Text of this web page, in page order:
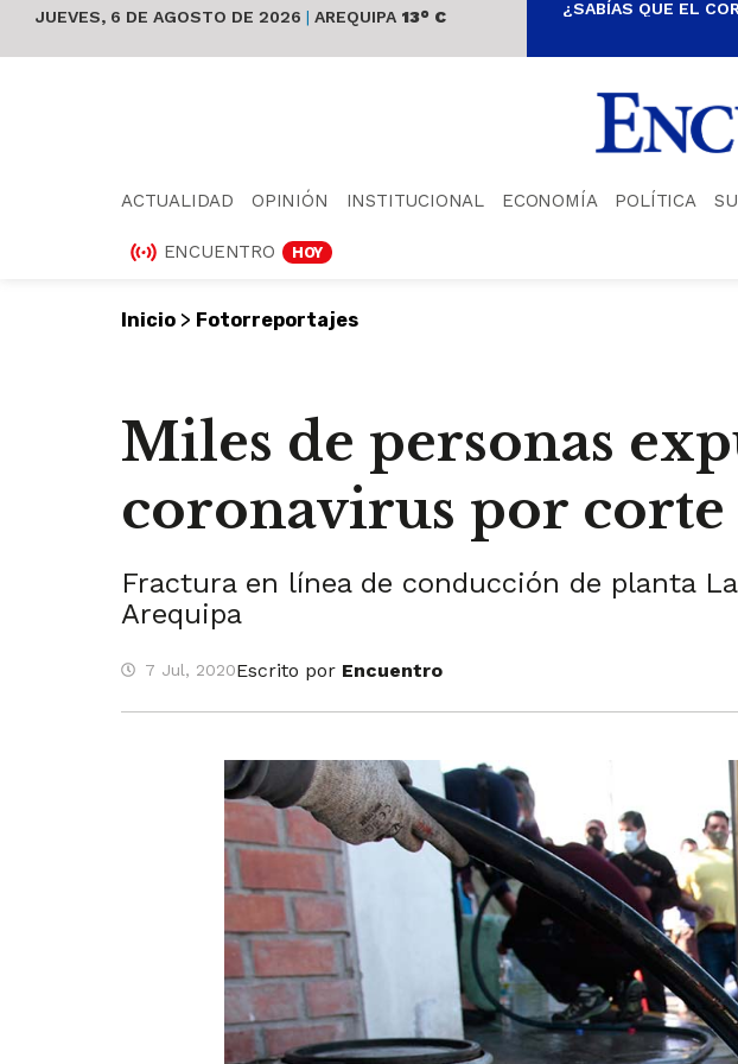
JUEVES, 6 DE AGOSTO DE 2026 | AREQUIPA 13° C ¿SABÍAS QUE EL
ACTUALIDAD OPINIÓN INSTITUCIONAL ECONOMÍA POLÍTICA
ENCUENTRO HOY
Inicio > Fotorreportajes
Miles de personas
coronavirus por corte
Fractura en línea de conducción de planta
Arequipa
7 Jul, 2020Escrito por Encuentro